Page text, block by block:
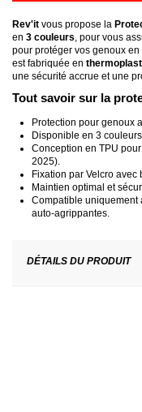
Rev'it vous propose la
en 3 couleurs, pour vous
pour protéger vos genoux en
est fabriquée en
une sécurité accrue et une
Tout savoir sur la
Protection pour genoux
Disponible en 3
Conception en TPU
2025).
Fixation par Velcro avec
Maintien optimal et
Compatible uniquement
auto-agrippantes.
DÉTAILS DU PRODUIT